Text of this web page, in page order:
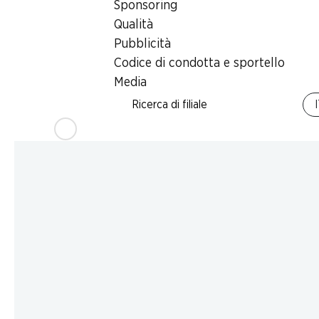
Sponsoring
Qualità
Pubblicità
Codice di condotta e sportello
Media
Ricerca di filiale